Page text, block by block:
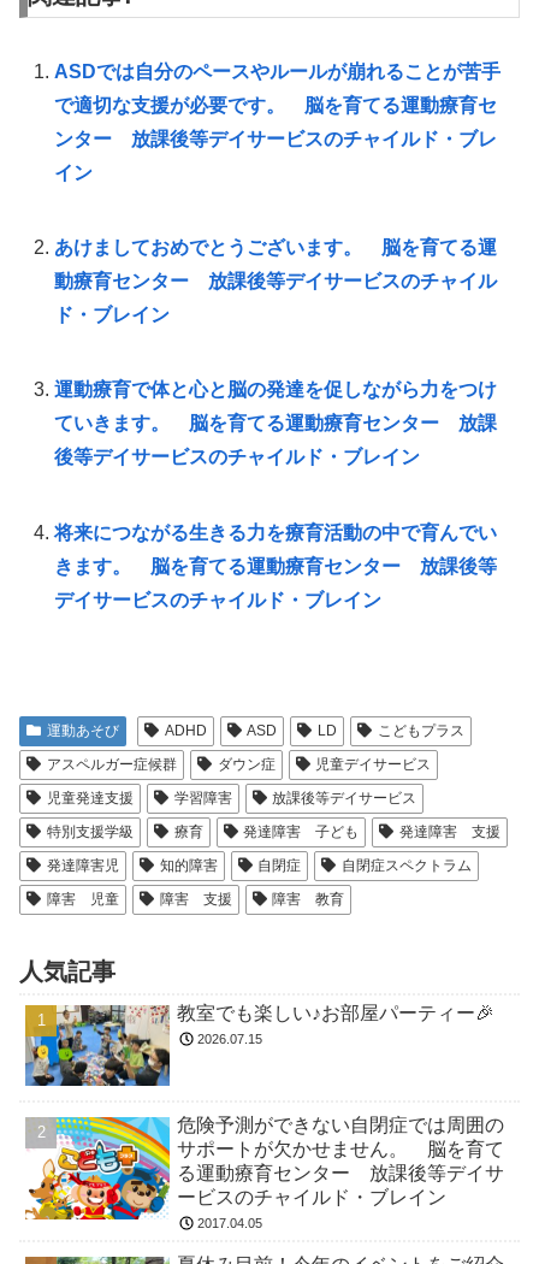
ASDでは自分のペースやルールが崩れることが苦手
で適切な支援が必要です。 脳を育てる運動療育セ
ンター 放課後等デイサービスのチャイルド・ブレ
イン
あけましておめでとうございます。 脳を育てる運
動療育センター 放課後等デイサービスのチャイル
ド・ブレイン
運動療育で体と心と脳の発達を促しながら力をつけ
ていきます。 脳を育てる運動療育センター 放課
後等デイサービスのチャイルド・ブレイン
将来につながる生きる力を療育活動の中で育んでい
きます。 脳を育てる運動療育センター 放課後等
デイサービスのチャイルド・ブレイン
運動あそび ADHD ASD LD
こどもプラス
アスペルガー症候群
ダウン症
児童デイサービス
児童発達支援
学習障害
放課後等デイサービス
特別支援学級
療育 発達障害 子ども
発達障害 支援
発達障害児
知的障害 自閉症
自閉症スペクトラム
障害 児童
障害 支援 障害 教育
人気記事
教室でも楽しい♪お部屋パーティー🎉
2026.07.15
危険予測ができない自閉症では周囲の
サポートが欠かせません。 脳を育て
る運動療育センター 放課後等デイサ
ービスのチャイルド・ブレイン
2017.04.05